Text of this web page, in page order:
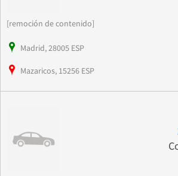
[remoción de contenido]
Madrid, 28005 ESP
Mazaricos, 15256 ESP